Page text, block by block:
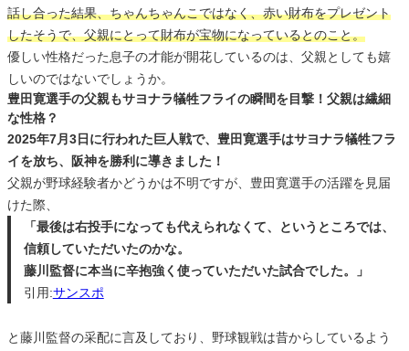
話し合った結果、ちゃんちゃんこではなく、赤い財布をプレゼント
したそうで、父親にとって財布が宝物になっているとのこと。
優しい性格だった息子の才能が開花しているのは、父親としても嬉
しいのではないでしょうか。
豊田寛選手の父親もサヨナラ犠牲フライの瞬間を目撃！父親は繊細
な性格？
2025年7月3日に行われた巨人戦で、豊田寛選手はサヨナラ犠牲フラ
イを放ち、阪神を勝利に導きました！
父親が野球経験者かどうかは不明ですが、豊田寛選手の活躍を見届
けた際、
「最後は右投手になっても代えられなくて、というところでは、
信頼していただいたのかな。
藤川監督に本当に辛抱強く使っていただいた試合でした。」
引用:サンスポ
と藤川監督の采配に言及しており、野球観戦は昔からしているよう